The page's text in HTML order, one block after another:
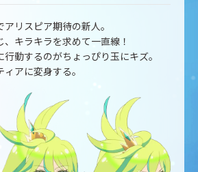
リスピア期待の新人。
キラキラを求めて一直線！
動するのがちょっぴり玉にキズ。
アに変身する。